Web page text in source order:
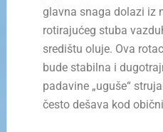
glavna snaga dolazi iz
rotirajućeg stuba
središtu oluje. Ova
bude stabilna i
padavine „uguše“
često dešava kod